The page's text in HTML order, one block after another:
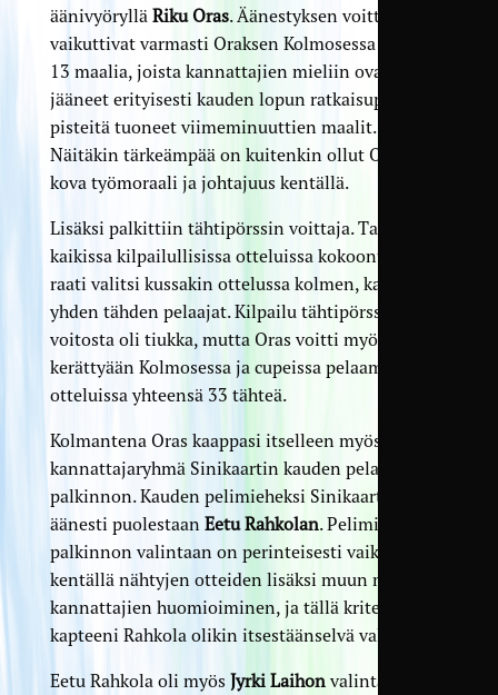
äänivyöryllä Riku Oras. Äänestyksen voittoon
vaikuttivat varmasti Oraksen Kolmosessa tekemät
13 maalia, joista kannattajien mieliin ovat
jääneet erityisesti kauden lopun ratkaisupeleissä
pisteitä tuoneet viimeminuuttien maalit.
Näitäkin tärkeämpää on kuitenkin ollut Oraksen
kova työmoraali ja johtajuus kentällä.
Lisäksi palkittiin tähtipörssin voittaja. TamUn
kaikissa kilpailullisissa otteluissa kokoontunut
raati valitsi kussakin ottelussa kolmen, kahden, ja
yhden tähden pelaajat. Kilpailu tähtipörssin
voitosta oli tiukka, mutta Oras voitti myös sen
kerättyään Kolmosessa ja cupeissa pelaamissaan
otteluissa yhteensä 33 tähteä.
Kolmantena Oras kaappasi itselleen myös
kannattajaryhmä Sinikaartin kauden pelaaja -
palkinnon. Kauden pelimieheksi Sinikaarti
äänesti puolestaan Eetu Rahkolan. Pelimies-
palkinnon valintaan on perinteisesti vaikuttanut
kentällä nähtyjen otteiden lisäksi muun muassa
kannattajien huomioiminen, ja tällä kriteerillä
kapteeni Rahkola olikin itsestäänselvä valinta.
Eetu Rahkola oli myös Jyrki Laihonvalinta